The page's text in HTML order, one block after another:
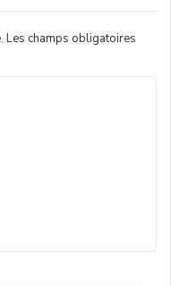
Les champs obligatoires